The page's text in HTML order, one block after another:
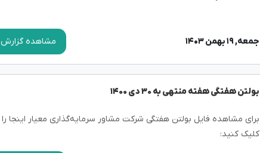
جمعه, ۱۹ بهمن ۱۴۰۳ مشاهده گزارش
بولتن هفتگی هفته منتهی به ۳۰ دی ۱۴۰۰
برای مشاهده فایل بولتن هفتگی شرکت مشاور سرمایه‌گذاری معیار اینجا را
کلیک کنید: